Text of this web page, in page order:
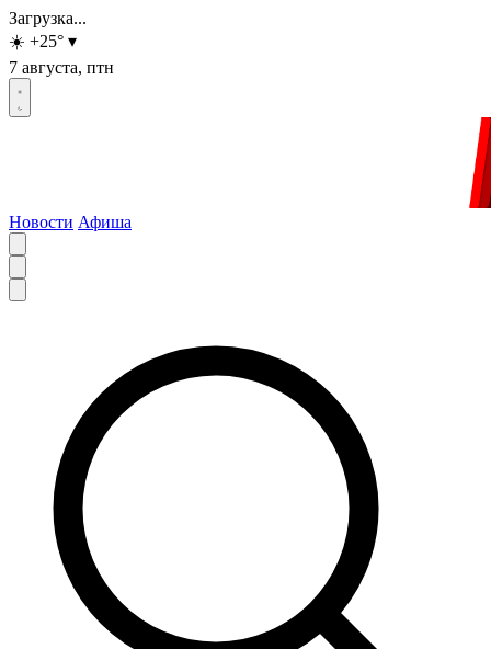
Загрузка...
☀️ +25° ▾
7 августа, птн
Новости Афиша